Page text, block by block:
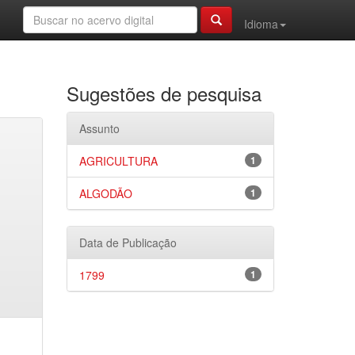
Idioma
Sugestões de pesquisa
Assunto
1
AGRICULTURA
1
ALGODÃO
Data de Publicação
1
1799